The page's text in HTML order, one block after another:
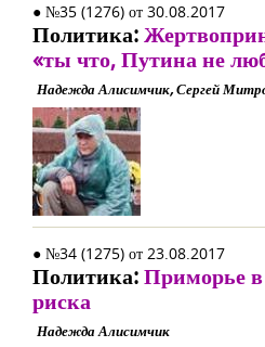
● №35 (1276) от 30.08.2017
Политика:
«ты что, Путина не
Надежда Алисимчик, Сергей
● №34 (1275) от 23.08.2017
Политика:Приморье в
риска
Надежда Алисимчик